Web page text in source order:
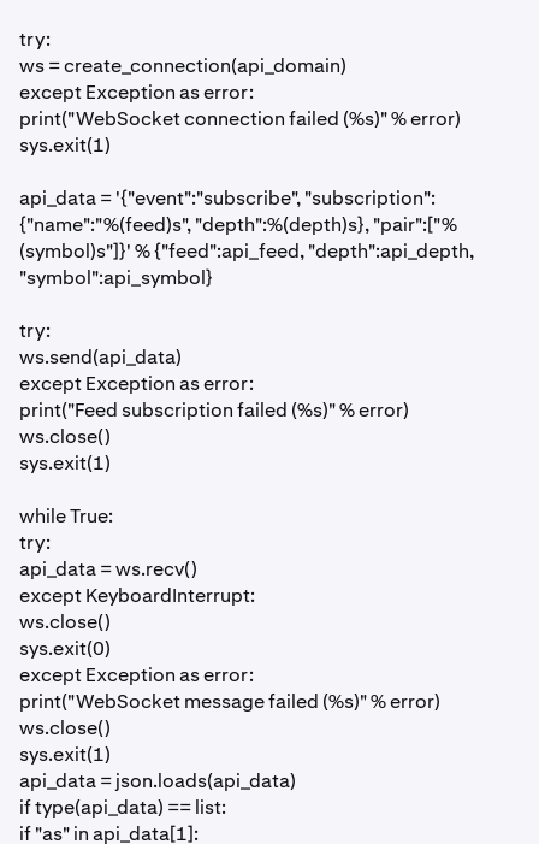
try:
ws = create_connection(api_domain)
except Exception as error:
print("WebSocket connection failed (%s)" % error)
sys.exit(1)
api_data = '{"event":"subscribe", "subscription":
{"name":"%(feed)s", "depth":%(depth)s}, "pair":["%
(symbol)s"]}' % {"feed":api_feed, "depth":api_depth,
"symbol":api_symbol}
try:
ws.send(api_data)
except Exception as error:
print("Feed subscription failed (%s)" % error)
ws.close()
sys.exit(1)
while True:
try:
api_data = ws.recv()
except KeyboardInterrupt:
ws.close()
sys.exit(0)
except Exception as error:
print("WebSocket message failed (%s)" % error)
ws.close()
sys.exit(1)
api_data = json.loads(api_data)
if type(api_data) == list:
if "as" in api_data[1]: